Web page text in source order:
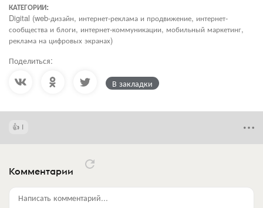
КАТЕГОРИИ:
Digital (web-дизайн, интернет-реклама и продвижение, интернет-
сообщества и блоги, интернет-коммуникации, мобильный маркетинг,
реклама на цифровых экранах)
Поделиться:
В закладки
1
Комментарии
Написать комментарий...